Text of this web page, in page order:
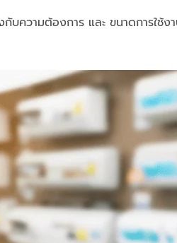
กับความต้องการ และ ขนาดการใช้